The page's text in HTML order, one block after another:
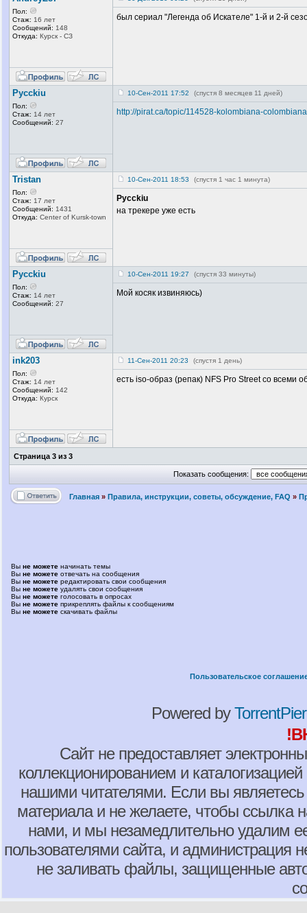
Пол:
Стаж: 16 лет
Сообщений: 148
Откуда: Курск - СЗ
был сериал "Легенда об Искателе" 1-й и 2-й
Pycckiu
Пол:
Стаж: 14 лет
Сообщений: 27
10-Сен-2011 17:52 (спустя 8 месяцев 11 дней)
http://pirat.ca/topic/114528-kolombiana-
Tristan
Пол:
Стаж: 17 лет
Сообщений: 1431
Откуда: Center of Kursk-town
10-Сен-2011 18:53 (спустя 1 час 1 минута)
Pycckiu
на трекере уже есть
Pycckiu
Пол:
Стаж: 14 лет
Сообщений: 27
10-Сен-2011 19:27 (спустя 33 минуты)
Мой косяк извиняюсь)
ink203
Пол:
Стаж: 14 лет
Сообщений: 142
Откуда: Курск
11-Сен-2011 20:23 (спустя 1 день)
есть iso-образ (репак) NFS Pro Street со всеми
Страница 3 из 3
Показать сообщения:
Главная » Правила, инструкции, советы, обсуждение, FAQ »
Вы не можете начинать темы
Вы не можете отвечать на сообщения
Вы не можете редактировать свои сообщения
Вы не можете удалять свои сообщения
Вы не можете голосовать в опросах
Вы не можете прикреплять файлы к сообщениям
Вы не можете скачивать файлы
Пользовательское
Powered by
Сайт не предоставляет
коллекционированием и
нашими читателями. Если вы являетесь
материала и не желаете, чтобы ссылка
нами, и мы незамедлительно удалим
пользователями сайта, и администрация
не заливать файлы, защищенные